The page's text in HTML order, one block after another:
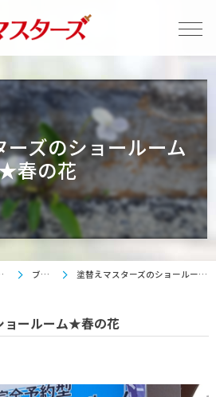
ーズのショールーム
春の花
スターズ ブログ 塗替えマスターズのショールーム★春の花
ョールーム★春の花